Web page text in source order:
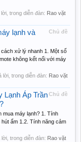
lời, trong diễn đàn: Rao vặt
Chủ đề
lạnh và
xử lý nhanh 1. Một số
không kết nối với máy
lời, trong diễn đàn: Rao vặt
Chủ đề
Lạnh Áp Trần
mua máy lạnh? 1. Tính
ẩm 1.2. Tính năng cảm
lời, trong diễn đàn: Rao vặt